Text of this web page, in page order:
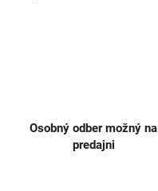
Osobný odber možný na
predajni